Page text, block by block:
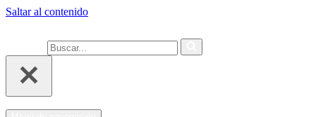
Saltar al contenido
Ahora compra fácil y rápido por